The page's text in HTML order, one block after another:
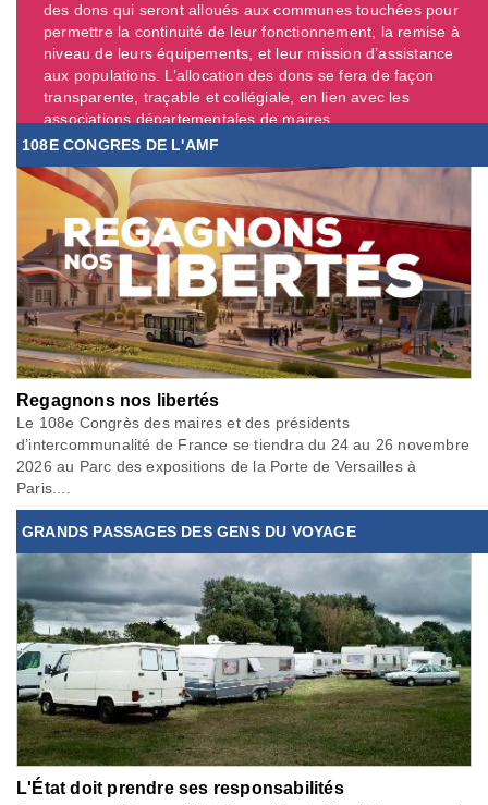
des dons qui seront alloués aux communes touchées pour
permettre la continuité de leur fonctionnement, la remise à
niveau de leurs équipements, et leur mission d’assistance
aux populations. L’allocation des dons se fera de façon
transparente, traçable et collégiale, en lien avec les
associations départementales de maires. ...
108E CONGRES DE L'AMF
Regagnons nos libertés
Le 108e Congrès des maires et des présidents
d’intercommunalité de France se tiendra du 24 au 26 novembre
2026 au Parc des expositions de la Porte de Versailles à
Paris....
GRANDS PASSAGES DES GENS DU VOYAGE
L'État doit prendre ses responsabilités